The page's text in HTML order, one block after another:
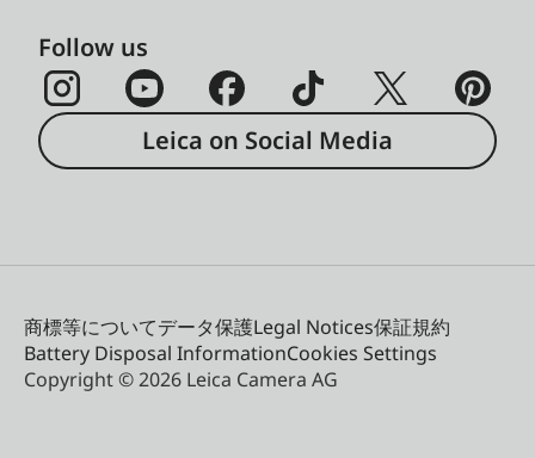
Follow us
Leica on Social Media
商標等についてデータ保護Legal Notices保証規約
Battery Disposal InformationCookies Settings
Copyright © 2026 Leica Camera AG